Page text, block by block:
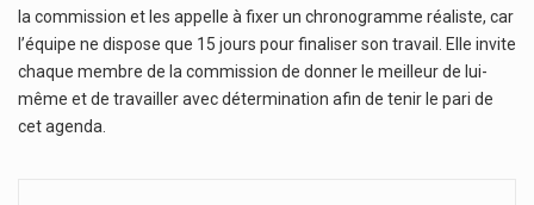
la commission et les appelle à fixer un chronogramme réaliste, car
l’équipe ne dispose que 15 jours pour finaliser son travail. Elle invite
chaque membre de la commission de donner le meilleur de lui-
même et de travailler avec détermination afin de tenir le pari de
cet agenda.